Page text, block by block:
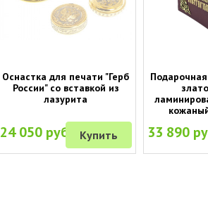
Оснастка для печати "Герб
России" со вставкой из
лазурита
24 050 руб. Купить 33 890